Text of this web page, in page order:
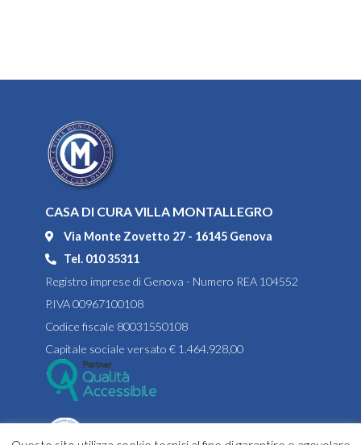
CASA DI CURA VILLA MONTALLEGRO
Via Monte Zovetto 27 - 16145 Genova
Tel. 010 35311
Registro imprese di Genova - Numero REA 104552
P.IVA 00967100108
Codice fiscale 80031550108
Capitale sociale versato € 1.464.928,00